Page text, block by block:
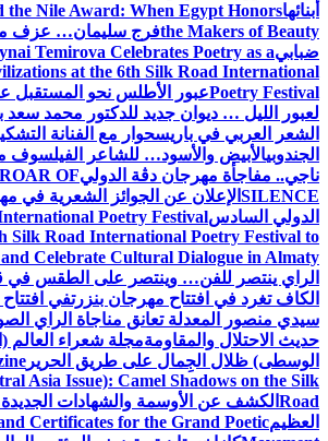
Farouk Hosny and the Nile Award:
سليمان… عزف متميز ومشروع
Kyrgyz Poet Altynai Temirova
Bridge Between Civilizations at the
نحو المستقبل على صهوة الحنين قمر
للدكتور محمد سعد برغل يضيء سماء
مع الفنانة التشكيلية هيفاء
الفيلسوف محمد الشارنيمروة
THE ROAR OF
الشعرية في مهرجان طريق الحرير
The 6th Silk Road International
List of Awards6th Silk Road
Honor Poets and Celebrateملك
على الطقس في قرطاجعصفورة
بنزرتفي افتتاح مهرجان قرطاج: نوبة
الراي الصوفية قلعة الزئير …
شعراء العالم (العدد الخاص بآسيا
طريق الحرير Global Poets Magazine
(Special Central Asia Issue):
الجديدة لحركة الشعر
New Medals and Certificates